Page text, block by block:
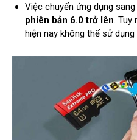
Việc chuyển ứng dụng
phiên bản 6.0 trở lên. Tuy
hiện nay không thể sử